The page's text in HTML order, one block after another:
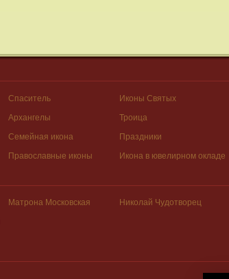
Спаситель Иконы Святых
Архангелы Троица
Семейная икона Праздники
Православные иконы Икона в ювелирном окладе
Матрона Московская Николай Чудотворец